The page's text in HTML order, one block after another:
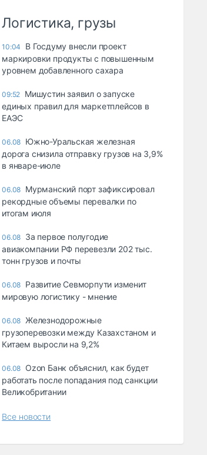
Логистика, грузы
10:04
В Госдуму внесли проект
маркировки продукты с повышенным
уровнем добавленного сахара
09:52 Мишустин заявил о запуске
единых правил для маркетплейсов в
ЕАЭС
06.08 Южно-Уральская железная
дорога снизила отправку грузов на 3,9%
в январе-июле
06.08 Мурманский порт зафиксировал
рекордные объемы перевалки по
итогам июля
06.08 За первое полугодие
авиакомпании РФ перевезли 202 тыс.
тонн грузов и почты
06.08 Развитие Севморпути изменит
мировую логистику - мнение
06.08 Железнодорожные
грузоперевозки между Казахстаном и
Китаем выросли на 9,2%
06.08 Ozon Банк объяснил, как будет
работать после попадания под санкции
Великобритании
Все новости